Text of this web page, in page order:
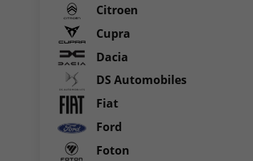
Citroen
Cupra
Dacia
DS Automobiles
Fiat
Ford
Foton